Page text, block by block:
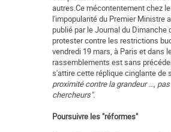
autres.Ce mécontentement chez
l'impopularité du Premier Ministre
publié par le Journal du
protester contre les restrictions
vendredi 19 mars, à Paris et dans
rassemblements est sans
s'attire cette réplique cinglante de
proximité contre la grandeur ...,
chercheurs".
Poursuivre les "réformes"